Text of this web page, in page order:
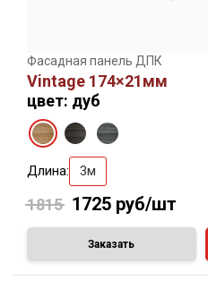
Фасадная панель ДПК
Vintage 174×21мм
цвет: дуб
Длина: 3м
1815 1725 руб/шт
Заказать